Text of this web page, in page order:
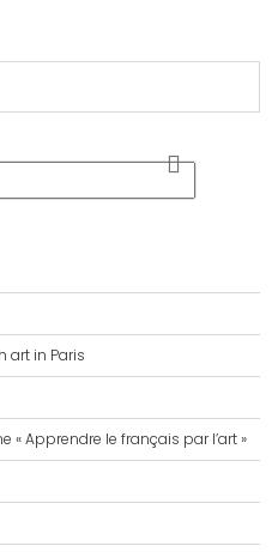
art in Paris
« Apprendre le français par l’art »